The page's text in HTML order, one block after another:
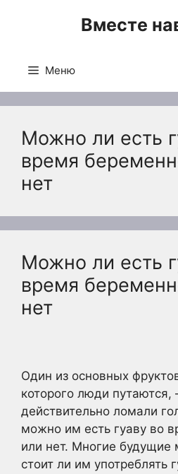
Вместе
Меню
Можно ли есть
время
нет
Можно ли есть
время
нет
Один из основных
которого люди
действительно ломали
можно им есть гуаву во
или нет. Многие будущие
стоит ли им употреблять